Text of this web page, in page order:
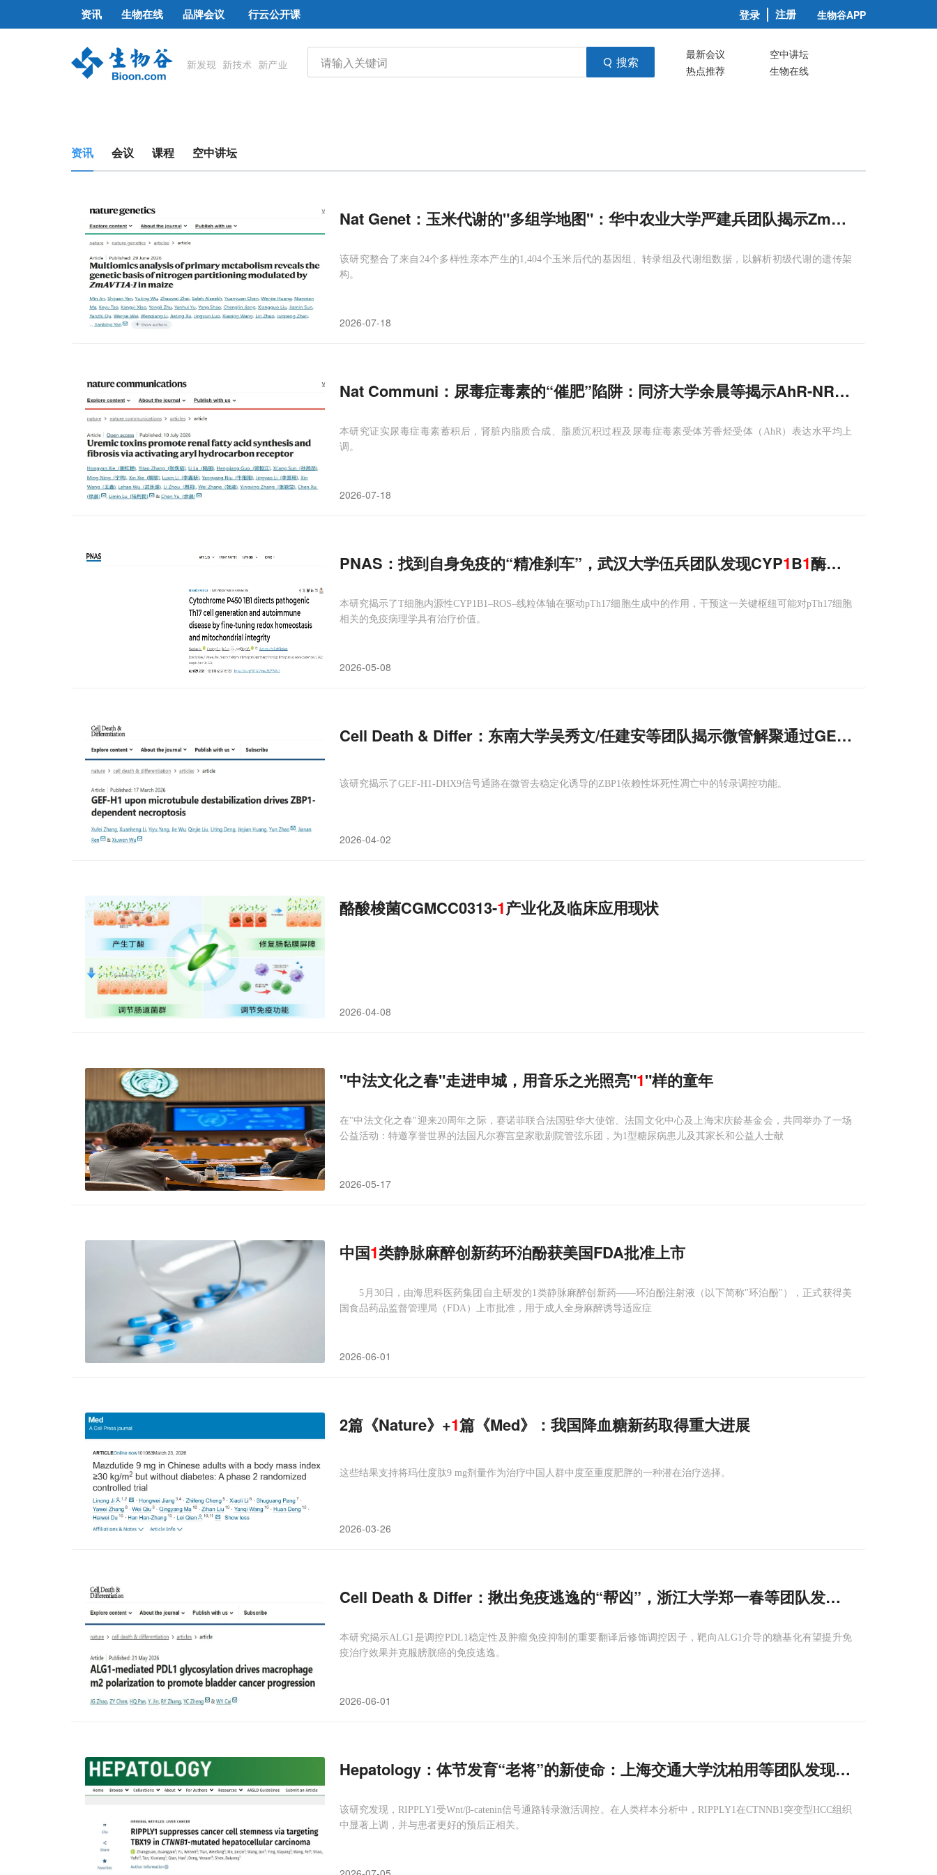
资讯 生物在线 品牌会议 行云公开课 登录 注册 生物谷APP
搜索 最新会议
空中讲坛
热点推荐
生物在线
资讯 会议 课程 空中讲坛
Nat Genet：玉米代谢的"多组学地图"：华中农业大学严建兵团队揭示ZmAVT
该研究整合了来自24个多样性亲本产生的1,404个玉米后代的基因组、转录组及代谢组数据，以解析初级代谢的遗传架
构。
2026-07-18
Nat Communi：尿毒症毒素的“催肥”陷阱：同济大学余晨等揭示AhR-NR1D
本研究证实尿毒症毒素蓄积后，肾脏内脂质合成、脂质沉积过程及尿毒症毒素受体芳香烃受体（AhR）表达水平均上
调。
2026-07-18
PNAS：找到自身免疫的“精准刹车”，武汉大学伍兵团队发现CYP1B1酶像开关，可特
本研究揭示了T细胞内源性CYP1B1–ROS–线粒体轴在驱动pTh17细胞生成中的作用，干预这一关键枢纽可能对pTh17细胞
相关的免疫病理学具有治疗价值。
2026-05-08
Cell Death & Differ：东南大学吴秀文/任建安等团队揭示微管解聚通过GEF-H
该研究揭示了GEF-H1-DHX9信号通路在微管去稳定化诱导的ZBP1依赖性坏死性凋亡中的转录调控功能。
2026-04-02
酪酸梭菌CGMCC0313-1产业化及临床应用现状
2026-04-08
"中法文化之春"走进申城，用音乐之光照亮"1"样的童年
在"中法文化之春"迎来20周年之际，赛诺菲联合法国驻华大使馆、法国文化中心及上海宋庆龄基金会，共同举办了一场
公益活动：特邀享誉世界的法国凡尔赛宫皇家歌剧院管弦乐团，为1型糖尿病患儿及其家长和公益人士献
2026-05-17
中国1类静脉麻醉创新药环泊酚获美国FDA批准上市
5月30日，由海思科医药集团自主研发的1类静脉麻醉创新药——环泊酚注射液（以下简称"环泊酚"），正式获得美
国食品药品监督管理局（FDA）上市批准，用于成人全身麻醉诱导适应症
2026-06-01
2篇《Nature》+1篇《Med》：我国降血糖新药取得重大进展
这些结果支持将玛仕度肽9 mg剂量作为治疗中国人群中度至重度肥胖的一种潜在治疗选择。
2026-03-26
Cell Death & Differ：揪出免疫逃逸的“帮凶”，浙江大学郑一春等团队发现ALG
本研究揭示ALG1是调控PDL1稳定性及肿瘤免疫抑制的重要翻译后修饰调控因子，靶向ALG1介导的糖基化有望提升免
疫治疗效果并克服膀胱癌的免疫逃逸。
2026-06-01
Hepatology：体节发育“老将”的新使命：上海交通大学沈柏用等团队发现RIPPLY
该研究发现，RIPPLY1受Wnt/β-catenin信号通路转录激活调控。在人类样本分析中，RIPPLY1在CTNNB1突变型HCC组织
中显著上调，并与患者更好的预后正相关。